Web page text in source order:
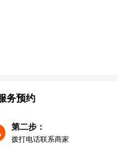
务预约
第二步：
拨打电话联系商家